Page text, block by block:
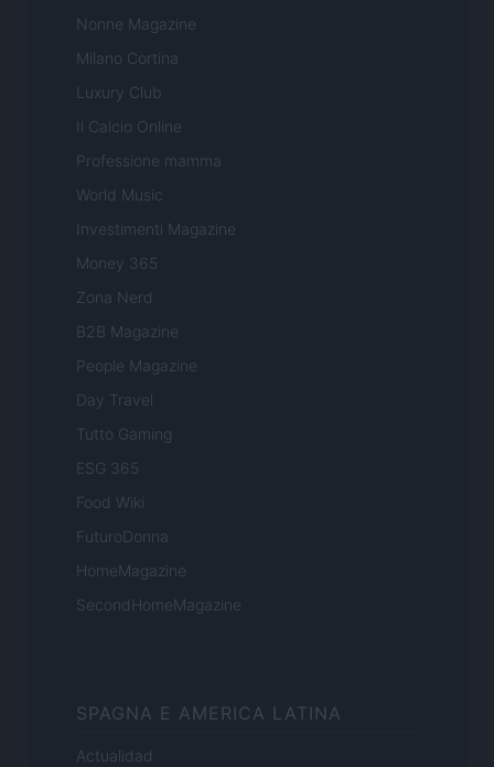
Nonne Magazine
Milano Cortina
Luxury Club
Il Calcio Online
Professione mamma
World Music
Investimenti Magazine
Money 365
Zona Nerd
B2B Magazine
People Magazine
Day Travel
Tutto Gaming
ESG 365
Food Wiki
FuturoDonna
HomeMagazine
SecondHomeMagazine
SPAGNA E AMERICA LATINA
Actualidad